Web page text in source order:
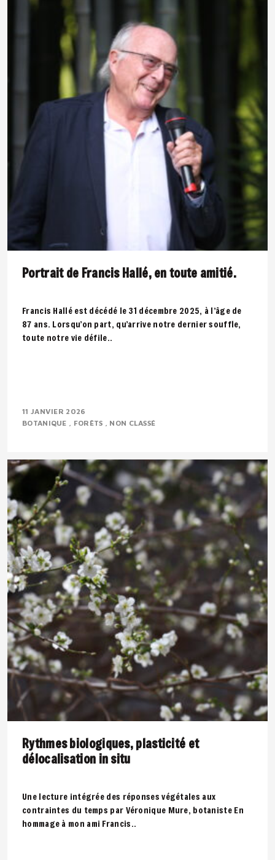
Portrait de Francis Hallé, en toute amitié.
Francis Hallé est décédé le 31 décembre 2025, à l’âge de
87 ans. Lorsqu’on part, qu’arrive notre dernier souffle,
toute notre vie défile..
11 JANVIER 2026
BOTANIQUE
FORÊTS NON CLASSÉ
Rythmes biologiques, plasticité et
délocalisation in situ
Une lecture intégrée des réponses végétales aux
contraintes du temps par Véronique Mure, botaniste En
hommage à mon ami Francis..